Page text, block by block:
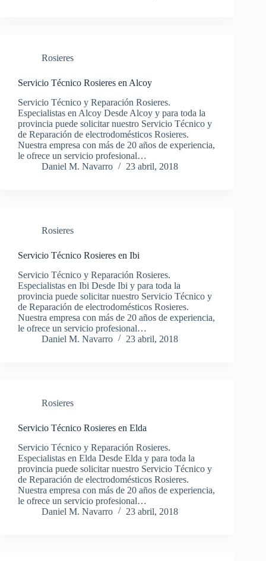
Rosieres
Servicio Técnico Rosieres en Alcoy
Servicio Técnico y Reparación Rosieres.
Especialistas en Alcoy Desde Alcoy y para toda la
provincia puede solicitar nuestro Servicio Técnico y
de Reparación de electrodomésticos Rosieres.
Nuestra empresa con más de 20 años de experiencia,
le ofrece un servicio profesional…
Daniel M. Navarro
23 abril, 2018
Rosieres
Servicio Técnico Rosieres en Ibi
Servicio Técnico y Reparación Rosieres.
Especialistas en Ibi Desde Ibi y para toda la
provincia puede solicitar nuestro Servicio Técnico y
de Reparación de electrodomésticos Rosieres.
Nuestra empresa con más de 20 años de experiencia,
le ofrece un servicio profesional…
Daniel M. Navarro
23 abril, 2018
Rosieres
Servicio Técnico Rosieres en Elda
Servicio Técnico y Reparación Rosieres.
Especialistas en Elda Desde Elda y para toda la
provincia puede solicitar nuestro Servicio Técnico y
de Reparación de electrodomésticos Rosieres.
Nuestra empresa con más de 20 años de experiencia,
le ofrece un servicio profesional…
Daniel M. Navarro
23 abril, 2018